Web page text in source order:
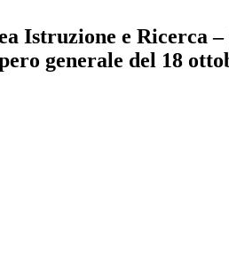
Istruzione e Ricerca –
generale del 18